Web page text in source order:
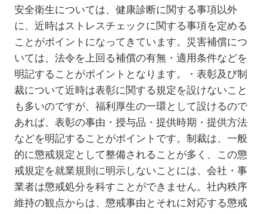
安全衛生については、健康診断に関する事項以外
に、近時はストレスチェックに関する事項を定める
ことがポイントになってきています。災害補償につ
いては、法令を上回る補償の有無・適用条件などを
明記することがポイントとなります。・表彰及び制
裁について近時は表彰に関する規定を設けないこと
も多いのですが、福利厚生の一環として設けるので
あれば、表彰の事由・授与品・提供時期・提供方法
などを明記することがポイントです。制裁は、一般
的に懲戒規定として整備されることが多く、この懲
戒規定を就業規則に明示しないことには、会社・事
業者は懲戒処分を科すことができません。社内秩序
維持の観点からは、懲戒事由とそれに対応する懲戒